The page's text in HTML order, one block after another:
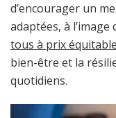
d’encourager un
adaptées, à l’image
tous à prix
bien-être et la
quotidiens.